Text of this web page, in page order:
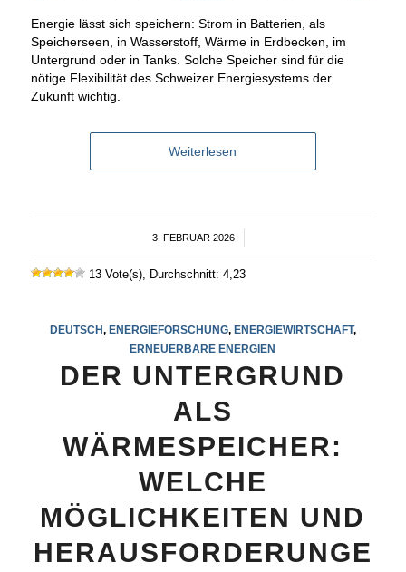
Energie lässt sich speichern: Strom in Batterien, als
Speicherseen, in Wasserstoff, Wärme in Erdbecken, im
Untergrund oder in Tanks. Solche Speicher sind für die
nötige Flexibilität des Schweizer Energiesystems der
Zukunft wichtig.
Weiterlesen
3. FEBRUAR 2026
/
13 Vote(s), Durchschnitt: 4,23
DEUTSCH, ENERGIEFORSCHUNG, ENERGIEWIRTSCHAFT,
ERNEUERBARE ENERGIEN
DER UNTERGRUND
ALS
WÄRMESPEICHER:
WELCHE
MÖGLICHKEITEN UND
HERAUSFORDERUNGE